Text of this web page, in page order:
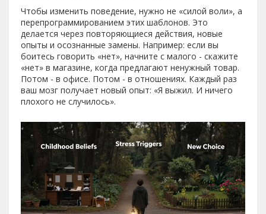
Чтобы изменить поведение, нужно не «силой воли», а
перепрограммированием этих шаблонов. Это
делается через повторяющиеся действия, новые
опыты и осознанные замены. Например: если вы
боитесь говорить «нет», начните с малого - скажите
«нет» в магазине, когда предлагают ненужный товар.
Потом - в офисе. Потом - в отношениях. Каждый раз
ваш мозг получает новый опыт: «Я выжил. И ничего
плохого не случилось».